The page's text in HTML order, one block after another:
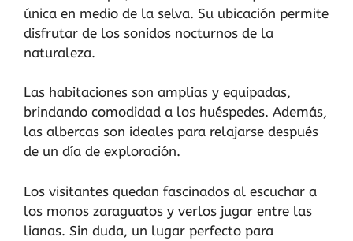
única en medio de la selva. Su ubicación permite
disfrutar de los sonidos nocturnos de la
naturaleza.
Las habitaciones son amplias y equipadas,
brindando comodidad a los huéspedes. Además,
las albercas son ideales para relajarse después
de un día de exploración.
Los visitantes quedan fascinados al escuchar a
los monos zaraguatos y verlos jugar entre las
lianas. Sin duda, un lugar perfecto para